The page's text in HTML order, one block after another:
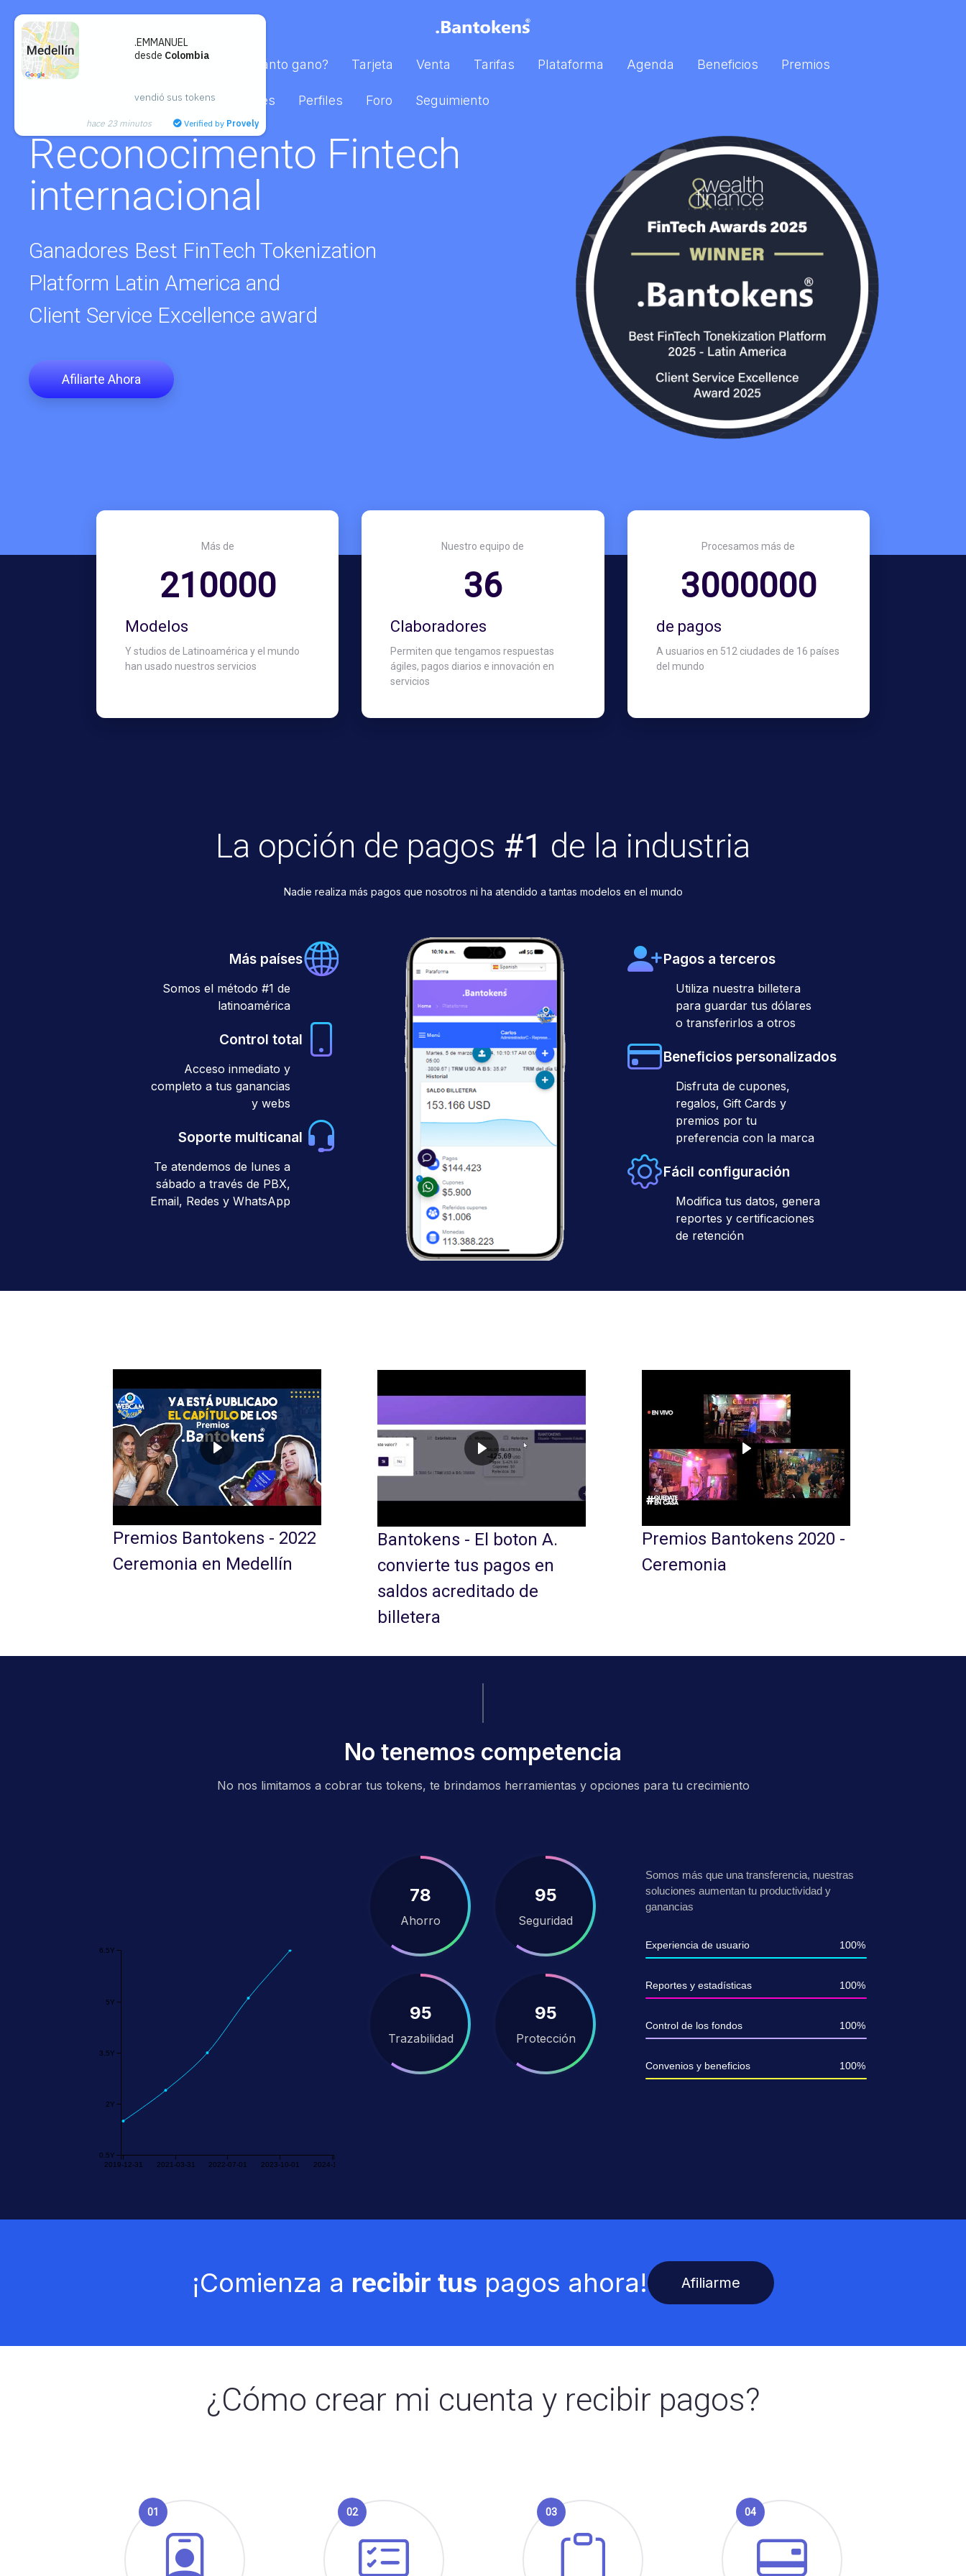
¿Cuánto gano? Tarjeta Venta Tarifas Plataforma Agenda Beneficios Premios
Aliados Satélites Perfiles Foro Seguimiento
Reconocidos como los
mejores
Ganadores de la categoria Best Payment
Processor en Lalexpo Awards
Afiliarte Ahora
Más de
210000
Modelos
Y studios de Latinoamérica y el mundo
han usado nuestros servicios
Nuestro equipo de
36
Claboradores
Permiten que tengamos respuestas
ágiles, pagos diarios e innovación en
servicios
Procesamos más de
3000000
de pagos
A usuarios en 512 ciudades de 16 países
del mundo
La opción de pagos #1 de la industria
Nadie realiza más pagos que nosotros ni ha atendido a tantas modelos en el mundo
Más países
Somos el método #1 de
latinoamérica
Control total
Acceso inmediato y
completo a tus ganancias
y webs
Soporte multicanal
Te atendemos de lunes a
sábado a través de PBX,
Email, Redes y WhatsApp
Pagos a terceros
Utiliza nuestra billetera
para guardar tus dólares
o transferirlos a otros
Beneficios personalizados
Disfruta de cupones,
regalos, Gift Cards y
premios por tu
preferencia con la marca
Fácil configuración
Modifica tus datos, genera
reportes y certificaciones
de retención
Bantokens - 2022
en Medellín
Bantokens - El boton A.
convierte tus pagos en
saldos acreditado de
Premios Bantokens 2020 -
Ceremonia
Premios Bantokens - 2022
No tenemos competencia
No nos limitamos a cobrar tus tokens, te brindamos herramientas y opciones para tu crecimiento
2019-12-31 2021-03-31 2022-07-01 2023-10-01 2024-12-31
0.5Y
2Y
3.5Y
5Y
6.5Y
82
Ahorro
100
Seguridad
100
Trazabilidad
100
Protección
Somos más que una transferencia, nuestras
soluciones aumentan tu productividad y
ganancias
Experiencia de usuario 100%
Reportes y estadísticas 100%
Control de los fondos 100%
Convenios y beneficios 100%
¡Comienza a recibir tus pagos ahora! Afiliarme
¿Cómo crear mi cuenta y recibir pagos?
01 02 03 04
.EMMANUEL
desde Colombia
vendió sus tokens
hace 23 minutos Verified by Provely